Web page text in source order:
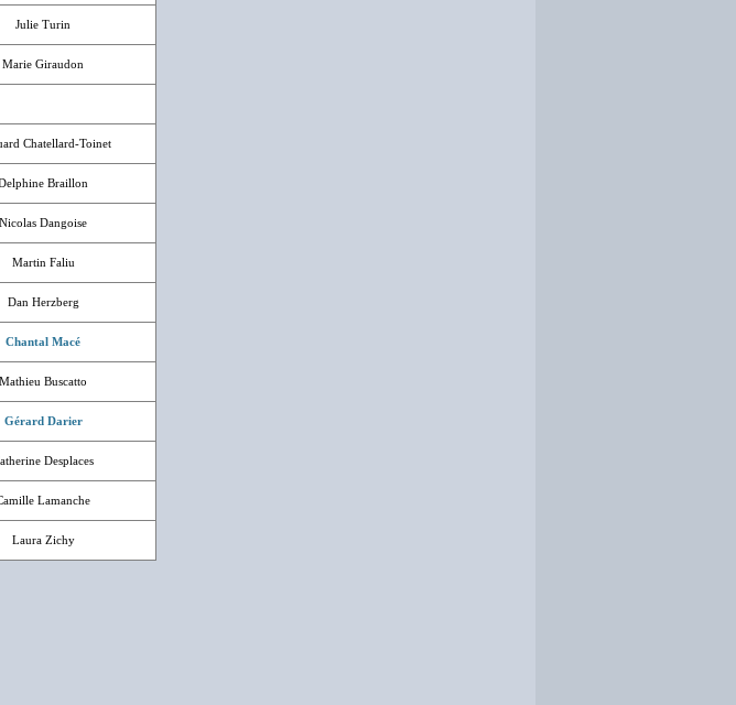
Julie Turin
Marie Giraudon
Chatellard-Toinet
Braillon
Nicolas Dangoise
Martin Faliu
Dan Herzberg
Chantal Macé
Mathieu Buscatto
Gérard Darier
Desplaces
Lamanche
Laura Zichy